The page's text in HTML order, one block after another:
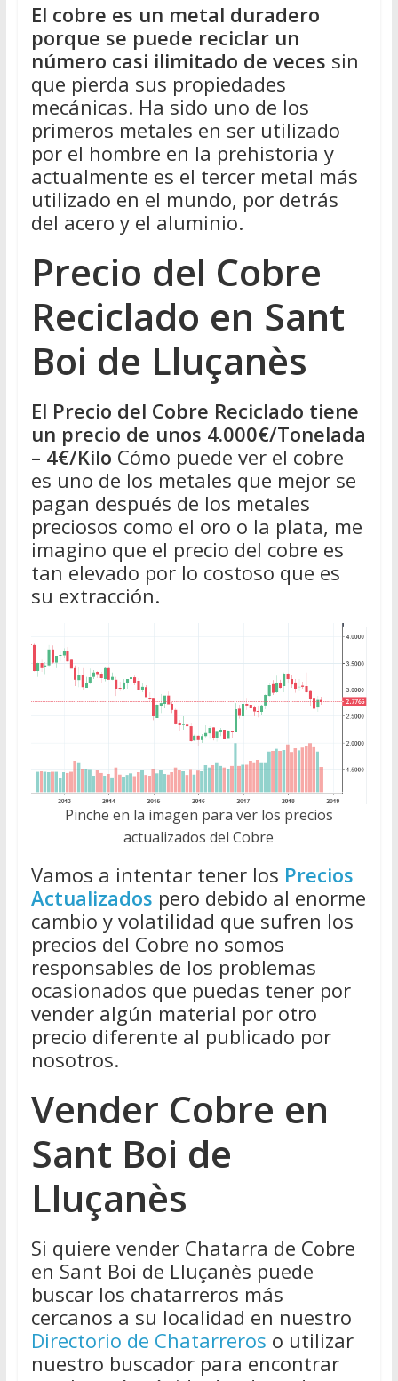
El cobre es un metal duradero
porque se puede reciclar un
número casi ilimitado de veces sin
que pierda sus propiedades
mecánicas. Ha sido uno de los
primeros metales en ser utilizado
por el hombre en la prehistoria y
actualmente es el tercer metal más
utilizado en el mundo, por detrás
del acero y el aluminio.
Precio del Cobre
Reciclado en Sant
Boi de Lluçanès
El Precio del Cobre Reciclado tiene
un precio de unos 4.000€/Tonelada
– 4€/Kilo Cómo puede ver el cobre
es uno de los metales que mejor se
pagan después de los metales
preciosos como el oro o la plata, me
imagino que el precio del cobre es
tan elevado por lo costoso que es
su extracción.
Pinche en la imagen para ver los precios
actualizados del Cobre
Vamos a intentar tener los Precios
Actualizados pero debido al enorme
cambio y volatilidad que sufren los
precios del Cobre no somos
responsables de los problemas
ocasionados que puedas tener por
vender algún material por otro
precio diferente al publicado por
nosotros.
Vender Cobre en
Sant Boi de
Lluçanès
Si quiere vender Chatarra de Cobre
en Sant Boi de Lluçanès puede
buscar los chatarreros más
cercanos a su localidad en nuestro
Directorio de Chatarreros o utilizar
nuestro buscador para encontrar